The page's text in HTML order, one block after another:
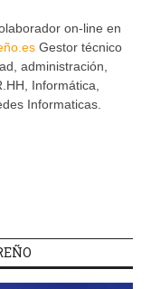
on-line en
Gestor técnico
administración,
Informática,
Informaticas.